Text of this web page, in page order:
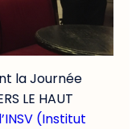
la Journée
LE HAUT
l’INSV (Institut